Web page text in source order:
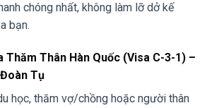
chóng nhất, không làm lỡ dở kế
bạn.
Thăm Thân Hàn Quốc (Visa C-3-1) –
Tụ
học, thăm vợ/chồng hoặc người thân